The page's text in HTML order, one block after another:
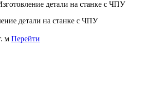
детали на станке с ЧПУ
м Перейти